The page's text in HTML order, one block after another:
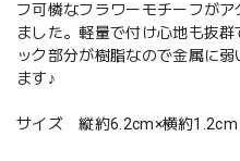
フ可憐なフラワーモチーフが
ました。軽量で付け心地も抜
ック部分が樹脂なので金属に
ます♪
サイズ 縦約6.2cm×横約1.2cm